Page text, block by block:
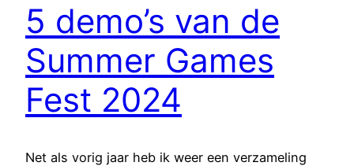
5 demo’s van de
Summer Games
Fest 2024
Net als vorig jaar heb ik weer een verzameling